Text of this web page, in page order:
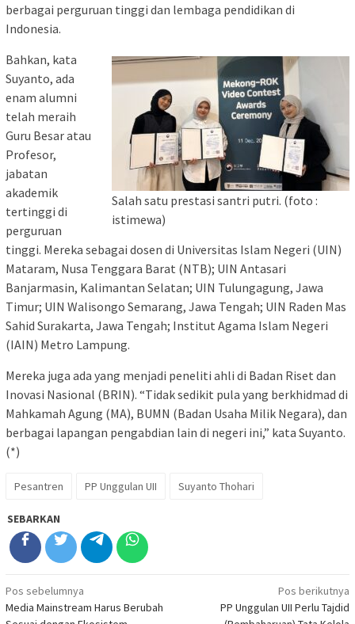
berbagai perguruan tinggi dan lembaga pendidikan di
Indonesia.
Salah satu prestasi santri putri. (foto :
istimewa)
Bahkan, kata
Suyanto, ada
enam alumni
telah meraih
Guru Besar atau
Profesor,
jabatan
akademik
tertinggi di
perguruan
tinggi. Mereka sebagai dosen di Universitas Islam Negeri (UIN)
Mataram, Nusa Tenggara Barat (NTB); UIN Antasari
Banjarmasin, Kalimantan Selatan; UIN Tulungagung, Jawa
Timur; UIN Walisongo Semarang, Jawa Tengah; UIN Raden Mas
Sahid Surakarta, Jawa Tengah; Institut Agama Islam Negeri
(IAIN) Metro Lampung.
Mereka juga ada yang menjadi peneliti ahli di Badan Riset dan
Inovasi Nasional (BRIN). “Tidak sedikit pula yang berkhidmad di
Mahkamah Agung (MA), BUMN (Badan Usaha Milik Negara), dan
berbagai lapangan pengabdian lain di negeri ini,” kata Suyanto.
(*)
Pesantren PP Unggulan UII Suyanto Thohari
SEBARKAN
Navigasi
pos
Pos sebelumnya
Media Mainstream Harus Berubah
Pos berikutnya
PP Unggulan UII Perlu Tajdid